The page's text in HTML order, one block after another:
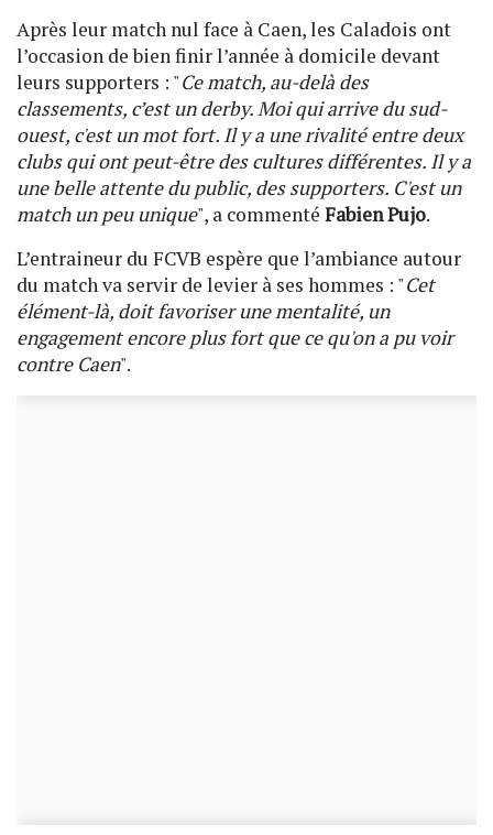
Après leur match nul face à Caen, les Caladois ont
l’occasion de bien finir l’année à domicile devant
leurs supporters : "Ce match, au-delà des
classements, c’est un derby. Moi qui arrive du sud-
ouest, c'est un mot fort. Il y a une rivalité entre deux
clubs qui ont peut-être des cultures différentes. Il y a
une belle attente du public, des supporters. C'est un
match un peu unique", a commenté Fabien Pujo.
L’entraineur du FCVB espère que l’ambiance autour
du match va servir de levier à ses hommes : "Cet
élément-là, doit favoriser une mentalité, un
engagement encore plus fort que ce qu'on a pu voir
contre Caen".